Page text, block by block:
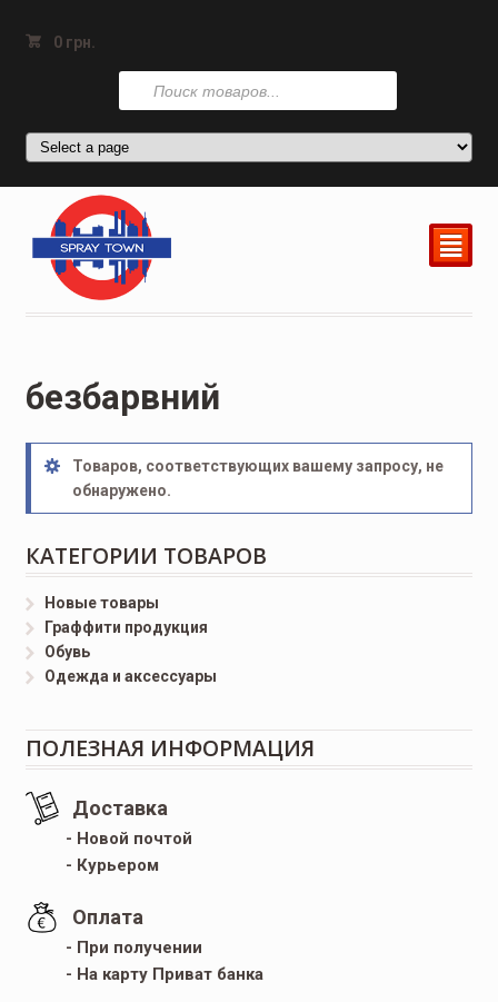
0 грн.
Поиск
товаров
²
безбарвний
Товаров, соответствующих вашему запросу, не
обнаружено.
КАТЕГОРИИ ТОВАРОВ
Новые товары
Граффити продукция
Обувь
Одежда и аксессуары
ПОЛЕЗНАЯ ИНФОРМАЦИЯ
Доставка
- Новой почтой
- Курьером
Оплата
- При получении
- На карту Приват банка